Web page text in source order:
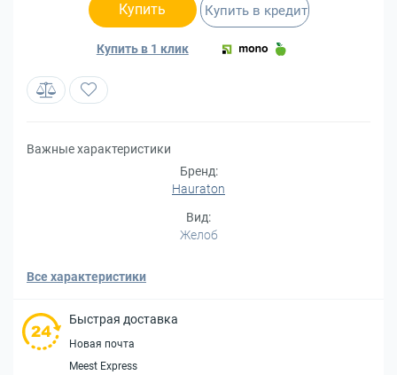
Купить
Купить в 1 клик
Купить в кредит
Важные характеристики
Бренд:
Hauraton
Вид:
Желоб
Все характеристики
Быстрая доставка
Новая почта
Meest Express